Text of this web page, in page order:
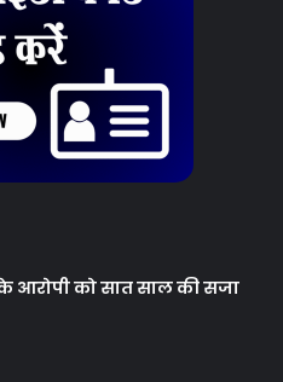
आरोपी को सात साल की सजा